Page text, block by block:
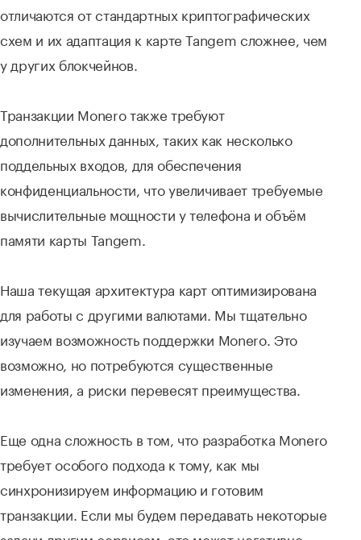
отличаются от стандартных криптографических
схем и их адаптация к карте Tangem сложнее, чем
у других блокчейнов.
Транзакции Monero также требуют
дополнительных данных, таких как несколько
поддельных входов, для обеспечения
конфиденциальности, что увеличивает требуемые
вычислительные мощности у телефона и объём
памяти карты Tangem.
Наша текущая архитектура карт оптимизирована
для работы с другими валютами. Мы тщательно
изучаем возможность поддержки Monero. Это
возможно, но потребуются существенные
изменения, а риски перевесят преимущества.
Еще одна сложность в том, что разработка Monero
требует особого подхода к тому, как мы
синхронизируем информацию и готовим
транзакции. Если мы будем передавать некоторые